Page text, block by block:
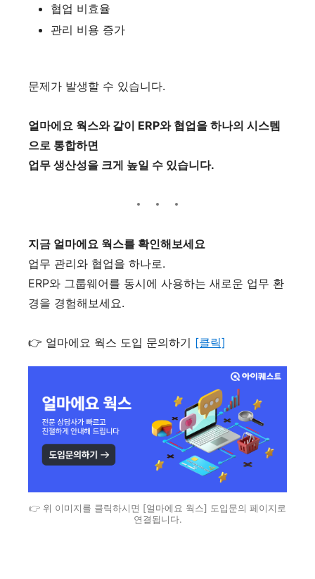
협업 비효율
관리 비용 증가
문제가 발생할 수 있습니다.
얼마에요 웍스와 같이 ERP와 협업을 하나의 시스템
으로 통합하면
업무 생산성을 크게 높일 수 있습니다.
지금 얼마에요 웍스를 확인해보세요
업무 관리와 협업을 하나로.
ERP와 그룹웨어를 동시에 사용하는 새로운 업무 환
경을 경험해보세요.
👉 얼마에요 웍스 도입 문의하기 [클릭]
👉 위 이미지를 클릭하시면 [얼마에요 웍스] 도입문의 페이지로
연결됩니다.